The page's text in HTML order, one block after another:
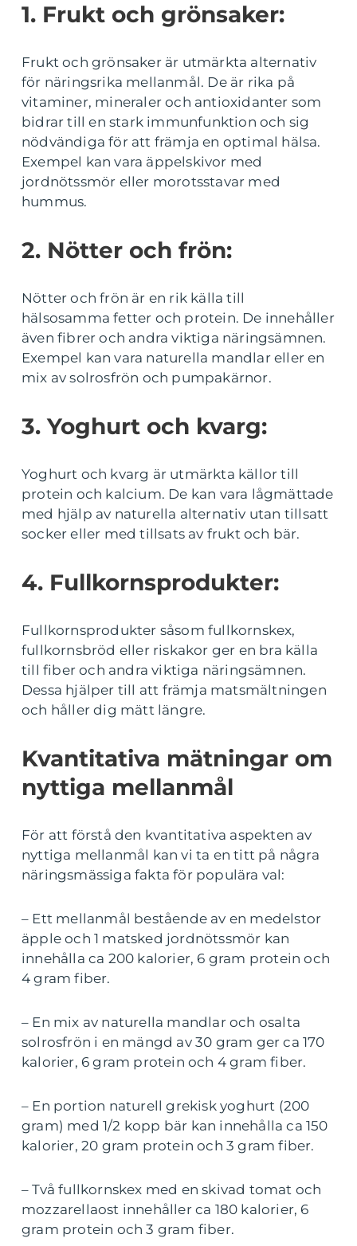
1. Frukt och grönsaker:
Frukt och grönsaker är utmärkta alternativ
för näringsrika mellanmål. De är rika på
vitaminer, mineraler och antioxidanter som
bidrar till en stark immunfunktion och sig
nödvändiga för att främja en optimal hälsa.
Exempel kan vara äppelskivor med
jordnötssmör eller morotsstavar med
hummus.
2. Nötter och frön:
Nötter och frön är en rik källa till
hälsosamma fetter och protein. De innehåller
även fibrer och andra viktiga näringsämnen.
Exempel kan vara naturella mandlar eller en
mix av solrosfrön och pumpakärnor.
3. Yoghurt och kvarg:
Yoghurt och kvarg är utmärkta källor till
protein och kalcium. De kan vara lågmättade
med hjälp av naturella alternativ utan tillsatt
socker eller med tillsats av frukt och bär.
4. Fullkornsprodukter:
Fullkornsprodukter såsom fullkornskex,
fullkornsbröd eller riskakor ger en bra källa
till fiber och andra viktiga näringsämnen.
Dessa hjälper till att främja matsmältningen
och håller dig mätt längre.
Kvantitativa mätningar om
nyttiga mellanmål
För att förstå den kvantitativa aspekten av
nyttiga mellanmål kan vi ta en titt på några
näringsmässiga fakta för populära val:
– Ett mellanmål bestående av en medelstor
äpple och 1 matsked jordnötssmör kan
innehålla ca 200 kalorier, 6 gram protein och
4 gram fiber.
– En mix av naturella mandlar och osalta
solrosfrön i en mängd av 30 gram ger ca 170
kalorier, 6 gram protein och 4 gram fiber.
– En portion naturell grekisk yoghurt (200
gram) med 1/2 kopp bär kan innehålla ca 150
kalorier, 20 gram protein och 3 gram fiber.
– Två fullkornskex med en skivad tomat och
mozzarellaost innehåller ca 180 kalorier, 6
gram protein och 3 gram fiber.